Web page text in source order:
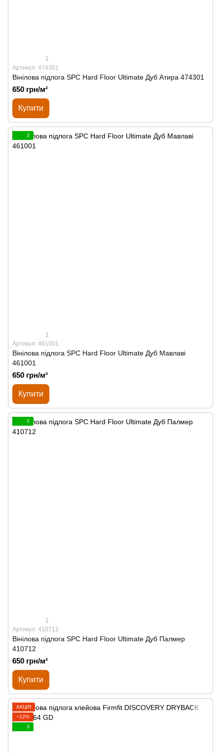
1
Артикул: 474301
Вінілова підлога SPС Hard Floor Ultimate Дуб Атира 474301
650 грн/м²
Купити
3
1
Артикул: 461001
Вінілова підлога SPС Hard Floor Ultimate Дуб Мавлаві
461001
650 грн/м²
Купити
3
1
Артикул: 410712
Вінілова підлога SPС Hard Floor Ultimate Дуб Палмер
410712
650 грн/м²
Купити
АКЦІЯ
−12%
3